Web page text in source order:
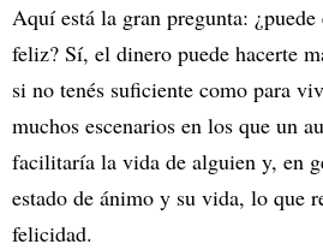
Aquí está la gran pregunta:
feliz? Sí, el dinero puede hacerte
si no tenés suficiente como para
muchos escenarios en los que un
facilitaría la vida de alguien y, en
estado de ánimo y su vida, lo que
felicidad.